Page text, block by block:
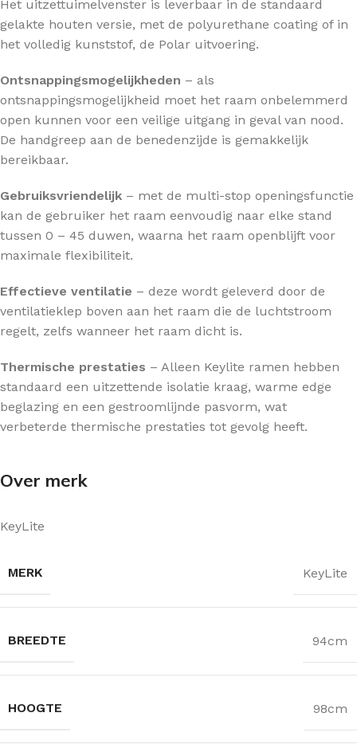
Het uitzettuimelvenster is leverbaar in de standaard
gelakte houten versie, met de polyurethane coating of in
het volledig kunststof, de Polar uitvoering.
Ontsnappingsmogelijkheden – als
ontsnappingsmogelijkheid moet het raam onbelemmerd
open kunnen voor een veilige uitgang in geval van nood.
De handgreep aan de benedenzijde is gemakkelijk
bereikbaar.
Gebruiksvriendelijk – met de multi-stop openingsfunctie
kan de gebruiker het raam eenvoudig naar elke stand
tussen 0 – 45 duwen, waarna het raam openblijft voor
maximale flexibiliteit.
Effectieve ventilatie – deze wordt geleverd door de
ventilatieklep boven aan het raam die de luchtstroom
regelt, zelfs wanneer het raam dicht is.
Thermische prestaties – Alleen Keylite ramen hebben
standaard een uitzettende isolatie kraag, warme edge
beglazing en een gestroomlijnde pasvorm, wat
verbeterde thermische prestaties tot gevolg heeft.
Over merk
KeyLite
MERK KeyLite
BREEDTE 94cm
HOOGTE 98cm